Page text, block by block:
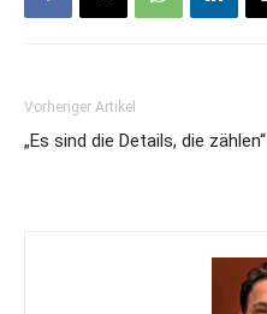
Vorheriger Artikel
„Es sind die Details, die zählen“